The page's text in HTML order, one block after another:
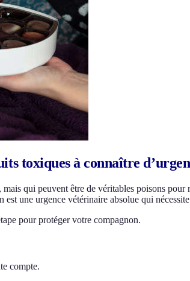
toxiques à connaître
qui peuvent être de véritables poisons
une urgence vétérinaire absolue qui
pour protéger votre compagnon.
compte.